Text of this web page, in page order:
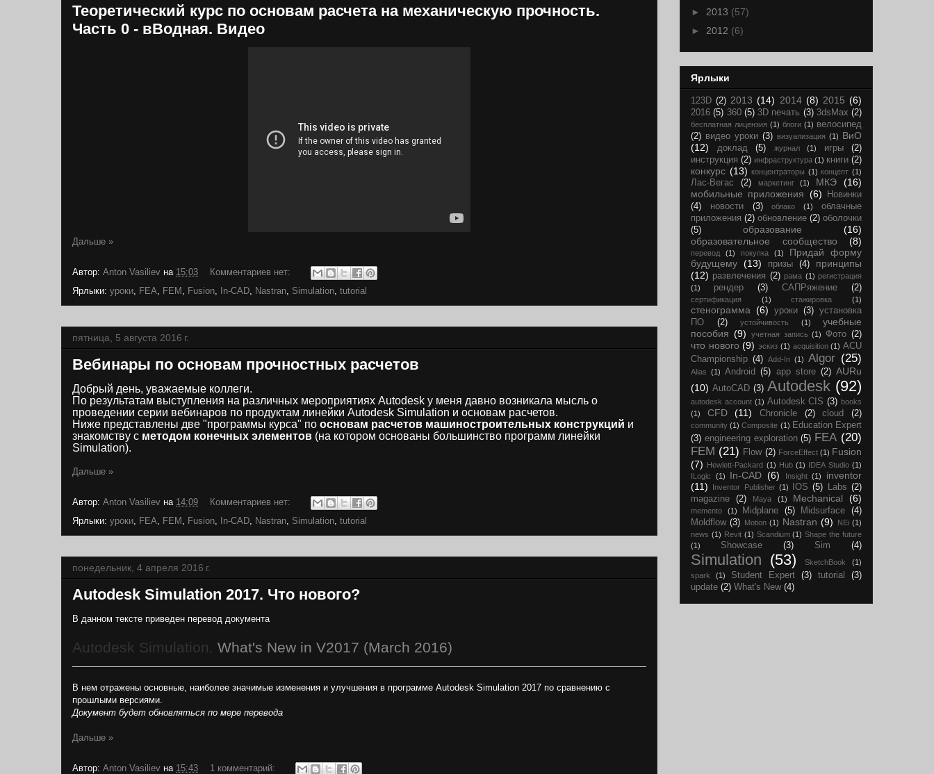
Теоретический курс по основам расчета на механическую прочность.
Часть 0 - вВодная. Видео
Дальше »
Автор: Anton Vasiliev на 15:03
Комментариев нет:
Ярлыки: уроки FEA FEM Fusion In-CAD Nastran Simulation tutorial
пятница, 5 августа 2016 г.
Вебинары по основам прочностных расчетов
Добрый день, уважаемые коллеги.
По результатам выступления на различных мероприятиях Autodesk у меня давно возникала мысль о
проведении серии вебинаров по продуктам линейки Autodesk Simulation и основам расчетов.
Ниже представлены две "программы курса" по основам расчетов машиностроительных конструкций и
знакомству с методом конечных элементов (на котором основаны большинство программ линейки
Simulation).
Дальше »
Автор: Anton Vasiliev на 14:09
Комментариев нет:
Ярлыки: уроки FEA FEM Fusion In-CAD Nastran Simulation tutorial
понедельник, 4 апреля 2016 г.
Autodesk Simulation 2017. Что нового?
В данном тексте приведен перевод документа
Autodesk Simulation. What's New in V2017 (March 2016)
В нем отражены основные, наиболее значимые изменения и улучшения в программе Autodesk Simulation 2017 по сравнению с
прошлыми версиями.
Документ будет обновляться по мере перевода
Дальше »
Автор: Anton Vasiliev на 15:43 1 комментарий:
► 2013 (57)
► 2012 (6)
Ярлыки
123D (2) 2013 (14) 2014 (8) 2015 (6)
2016 (5) 360 (5) 3D печать (3) 3dsMax (2)
бесплатная лицензия (1) блоги (1) велосипед
(2) видео уроки (3) визуализация (1) ВиО
(12)
доклад (5) журнал (1) игры
(2)
инструкция (2) инфраструктура (1) книги (2)
конкурс (13) концентраторы (1) концепт (1)
Лас-Вегас (2) маркетинг (1) МКЭ
(16)
мобильные приложения (6)
Новинки
(4)
новости (3) облако (1)
облачные
приложения (2) обновление (2) оболочки
(5)
образование
(16)
образовательное сообщество
(8)
перевод (1) покупка (1)
Придай форму
будущему (13) призы (4)
принципы
(12) развлечения (2) рама (1) регистрация
(1)
рендер (3) САПРяжение (2)
сертификация (1) стажировка (1)
стенограмма (6) уроки (3) установка
ПО
(2) устойчивость (1)
учебные
пособия (9) учетная запись (1) Фото (2)
что нового (9) эскиз (1) acquisition (1) ACU
Championship (4) Add-In (1) Algor (25)
Alias (1) Android (5) app store (2) AURu
(10) AutoCAD (3) Autodesk (92)
autodesk account (1) Autodesk CIS (3) books
(1)
CFD (11) Chronicle (2) cloud (2)
community (1) Composite (1) Education Expert
(3) engineering exploration (5) FEA (20)
FEM (21) Flow (2) ForceEffect (1) Fusion
(7)
Hewlett-Packard (1) Hub (1) IDEA Studio (1)
ILogiс
(1) In-CAD (6) Insight (1)
inventor
(11)
Inventor Publisher (1) IOS (5) Labs (2)
magazine
(2) Maya (1) Mechanical (6)
memento (1) Midplane (5) Midsurface
(4)
Moldflow (3) Motion (1) Nastran (9) NEi (1)
news (1) Revit (1) Scandium (1) Shape the future
(1)
Showcase (3) Sim (4)
Simulation (53) SketchBook
(1)
spark
(1) Student Expert (3) tutorial
(3)
update (2) What's New (4)